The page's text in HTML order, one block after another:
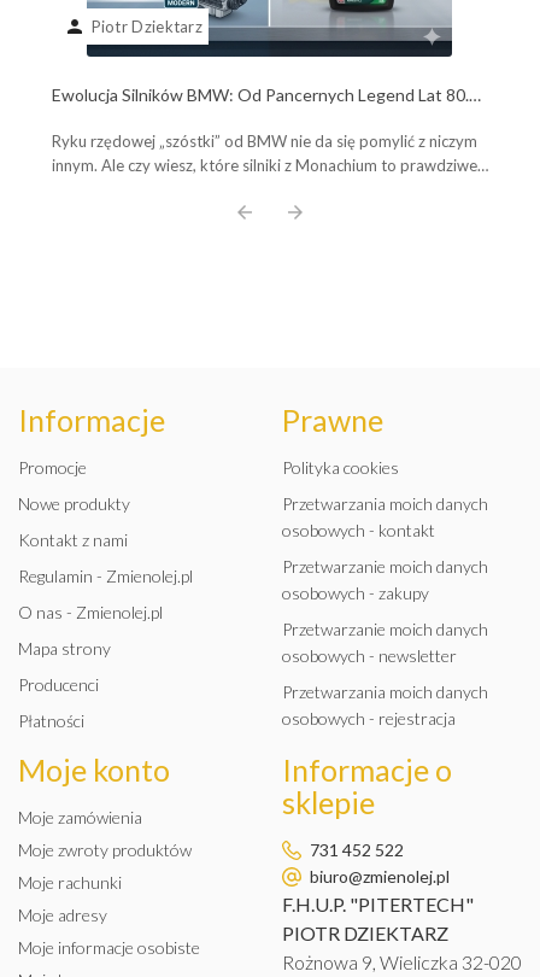
person Piotr Dziektarz
Ewolucja Silników BMW: Od Pancernych Legend Lat 80.
Wybierz Olej Idealny!
Ryku rzędowej „szóstki” od BMW nie da się pomylić z niczym
innym. Ale czy wiesz, które silniki z Monachium to prawdziwe,
arrow_back arrow_forward
Informacje
Promocje
Nowe produkty
Kontakt z nami
Regulamin - Zmienolej.pl
O nas - Zmienolej.pl
Mapa strony
Producenci
Płatności
Prawne
Polityka cookies
Przetwarzania moich danych
osobowych - kontakt
Przetwarzanie moich danych
osobowych - zakupy
Przetwarzanie moich danych
osobowych - newsletter
Przetwarzania moich danych
osobowych - rejestracja
Moje konto
Moje zamówienia
Moje zwroty produktów
Moje rachunki
Moje adresy
Moje informacje osobiste
Informacje o
sklepie
731 452 522
biuro@zmienolej.pl
F.H.U.P. "PITERTECH"
PIOTR DZIEKTARZ
Rożnowa 9, Wieliczka 32-020